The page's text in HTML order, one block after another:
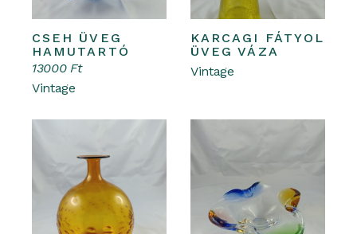
Kosárba teszem
CSEH ÜVEG
HAMUTARTÓ
13000Ft
Vintage
Tovább
KARCAGI FÁTYOL
ÜVEG VÁZA
Vintage